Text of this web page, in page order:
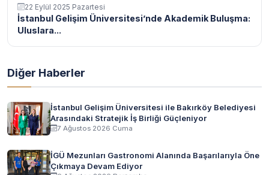
22 Eylül 2025 Pazartesi
İstanbul Gelişim Üniversitesi’nde Akademik Buluşma:
Uluslara...
Diğer Haberler
İstanbul Gelişim Üniversitesi ile Bakırköy Belediyesi
Arasındaki Stratejik İş Birliği Güçleniyor
7 Ağustos 2026 Cuma
İGÜ Mezunları Gastronomi Alanında Başarılarıyla Öne
Çıkmaya Devam Ediyor